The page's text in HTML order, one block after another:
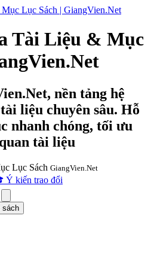
Tài Liệu & Mục
nền tảng hệ
liệu chuyên sâu. Hỗ
nhanh chóng, tối ưu
tài liệu
Lục Sách GiangVien.Net
Ý kiến trao đổi
sách